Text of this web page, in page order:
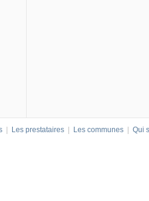
Les prestataires Les communes Qui